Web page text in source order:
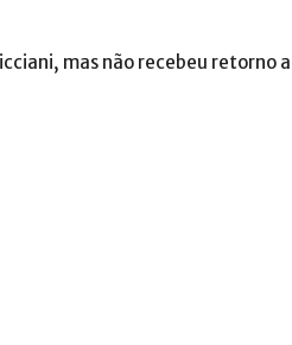
mas não recebeu retorno